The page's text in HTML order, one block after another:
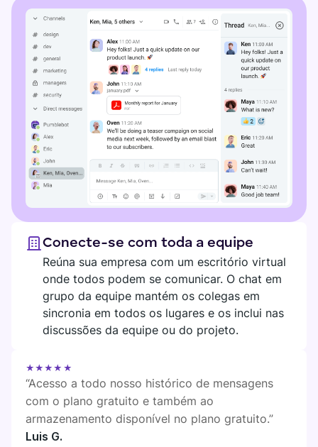
Conecte-se com toda a equipe
Reúna sua empresa com um escritório virtual
onde todos podem se comunicar. O chat em
grupo da equipe mantém os colegas em
sincronia em todos os lugares e os inclui nas
discussões da equipe ou do projeto.
★★★★★
“Acesso a todo nosso histórico de mensagens
com o plano gratuito e também ao
armazenamento disponível no plano gratuito.”
Luis G.